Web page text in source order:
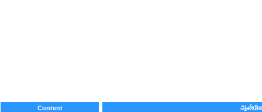
Content